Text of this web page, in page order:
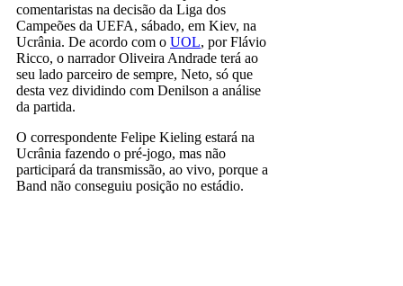
comentaristas na decisão da Liga dos
Campeões da UEFA, sábado, em Kiev, na
Ucrânia. De acordo com o UOL, por Flávio
Ricco, o narrador Oliveira Andrade terá ao
seu lado parceiro de sempre, Neto, só que
desta vez dividindo com Denilson a análise
da partida.
O correspondente Felipe Kieling estará na
Ucrânia fazendo o pré-jogo, mas não
participará da transmissão, ao vivo, porque a
Band não conseguiu posição no estádio.